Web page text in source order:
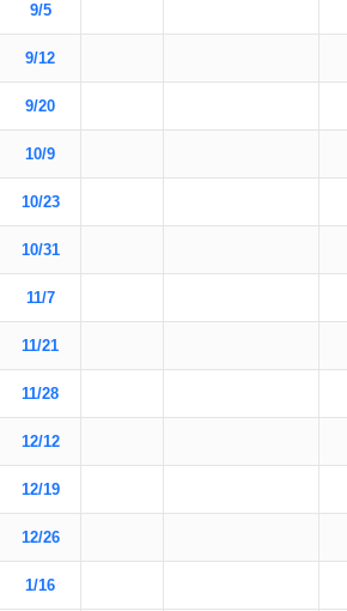
9/5
9/12
9/20
10/9
10/23
10/31
11/7
11/21
11/28
12/12
12/19
12/26
1/16